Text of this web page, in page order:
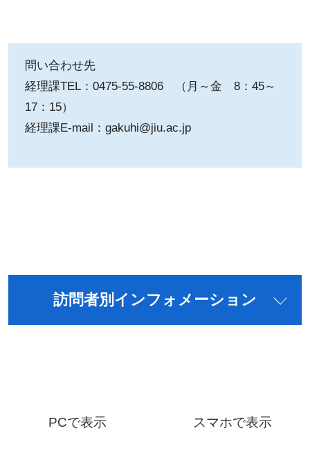
問い合わせ先
経理課TEL：0475-55-8806 （月～金 8：45～
17：15）
経理課E-mail：gakuhi@jiu.ac.jp
訪問者別インフォメーション
PCで表示 スマホで表示